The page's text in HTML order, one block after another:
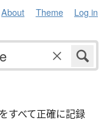
About Theme Log in
すべて正確に記録